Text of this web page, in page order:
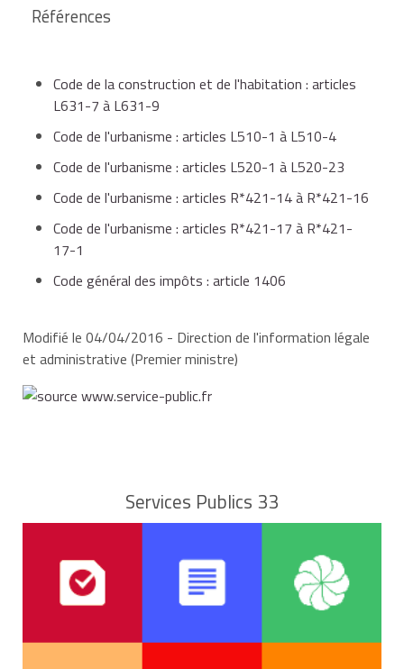
Références
Code de la construction et de l'habitation : articles
L631-7 à L631-9
Code de l'urbanisme : articles L510-1 à L510-4
Code de l'urbanisme : articles L520-1 à L520-23
Code de l'urbanisme : articles R*421-14 à R*421-16
Code de l'urbanisme : articles R*421-17 à R*421-
17-1
Code général des impôts : article 1406
Modifié le 04/04/2016 - Direction de l'information légale
et administrative (Premier ministre)
Services Publics 33